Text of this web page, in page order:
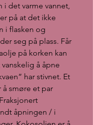
i det varme vannet,
på at det ikke
i flasken og
seg på plass. Får
på korken kan
å åpne
har stivnet. Et
smøre et par
åpningen / i